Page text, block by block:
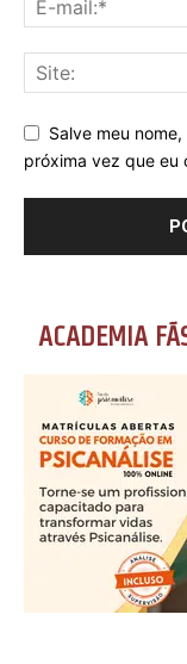
Salve meu
próxima vez que eu
ACADEMIA